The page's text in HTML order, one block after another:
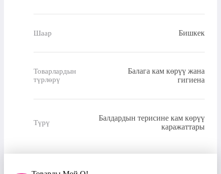
Шаар Бишкек
Товарлардын
түрлөрү
Балага кам көрүү жана
гигиена
Түрү
Балдардын терисине кам көрүү
каражаттары